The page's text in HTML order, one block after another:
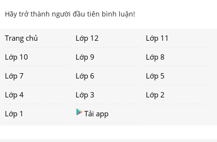
Hãy trở thành người đầu tiên bình luận!
Trang chủ Lớp 12
Lớp 11
Lớp 10
Lớp 9
Lớp 8
Lớp 7
Lớp 6
Lớp 5
Lớp 4
Lớp 3
Lớp 2
Lớp 1
Tải app